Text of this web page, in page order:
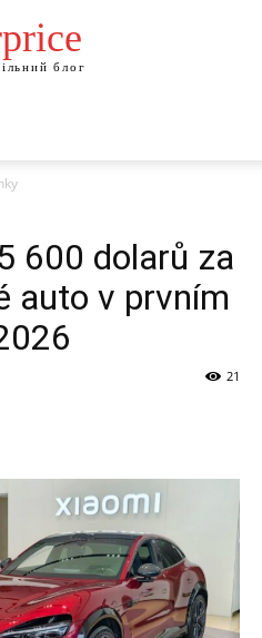
блог
600 dolarů za
auto v prvním
21